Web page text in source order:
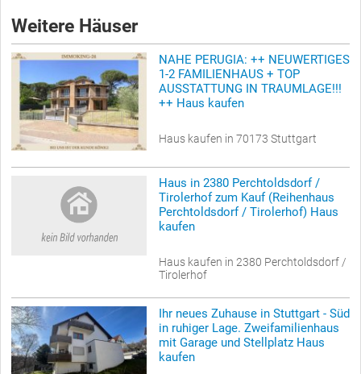
Weitere Häuser
NAHE PERUGIA: ++ NEUWERTIGES
1-2 FAMILIENHAUS + TOP
AUSSTATTUNG IN TRAUMLAGE!!!
++ Haus kaufen
Haus kaufen in 70173 Stuttgart
Haus in 2380 Perchtoldsdorf /
Tirolerhof zum Kauf (Reihenhaus
Perchtoldsdorf / Tirolerhof) Haus
kaufen
Haus kaufen in 2380 Perchtoldsdorf /
Tirolerhof
Ihr neues Zuhause in Stuttgart - Süd
in ruhiger Lage. Zweifamilienhaus
mit Garage und Stellplatz Haus
kaufen